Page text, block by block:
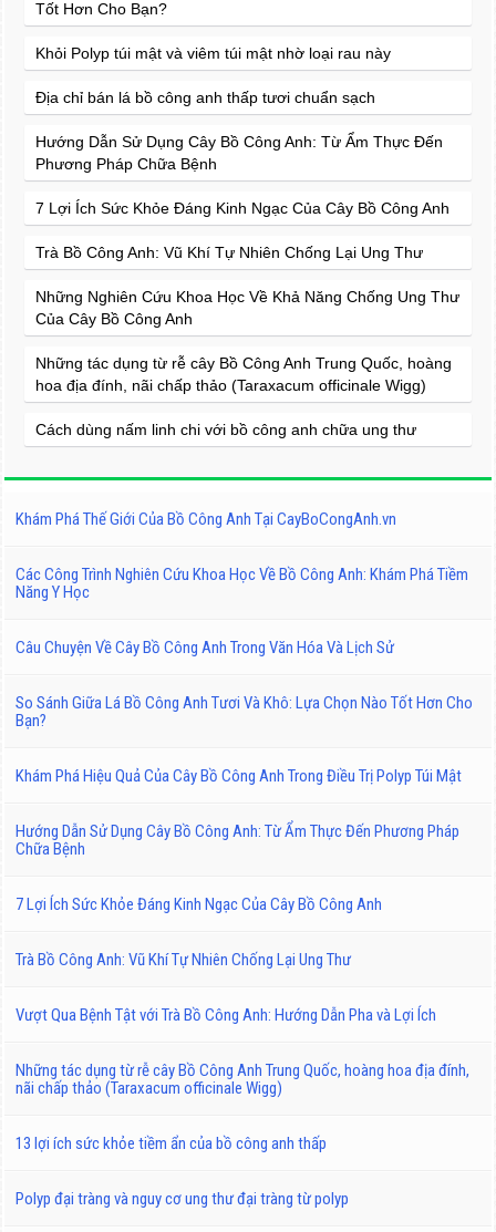
Tốt Hơn Cho Bạn?
Khỏi Polyp túi mật và viêm túi mật nhờ loại rau này
Địa chỉ bán lá bồ công anh thấp tươi chuẩn sạch
Hướng Dẫn Sử Dụng Cây Bồ Công Anh: Từ Ẩm Thực Đến
Phương Pháp Chữa Bệnh
7 Lợi Ích Sức Khỏe Đáng Kinh Ngạc Của Cây Bồ Công Anh
Trà Bồ Công Anh: Vũ Khí Tự Nhiên Chống Lại Ung Thư
Những Nghiên Cứu Khoa Học Về Khả Năng Chống Ung Thư
Của Cây Bồ Công Anh
Những tác dụng từ rễ cây Bồ Công Anh Trung Quốc, hoàng
hoa địa đính, nãi chấp thảo (Taraxacum officinale Wigg)
Cách dùng nấm linh chi với bồ công anh chữa ung thư
Khám Phá Thế Giới Của Bồ Công Anh Tại CayBoCongAnh.vn
Các Công Trình Nghiên Cứu Khoa Học Về Bồ Công Anh: Khám Phá Tiềm
Năng Y Học
Câu Chuyện Về Cây Bồ Công Anh Trong Văn Hóa Và Lịch Sử
So Sánh Giữa Lá Bồ Công Anh Tươi Và Khô: Lựa Chọn Nào Tốt Hơn Cho
Bạn?
Khám Phá Hiệu Quả Của Cây Bồ Công Anh Trong Điều Trị Polyp Túi Mật
Hướng Dẫn Sử Dụng Cây Bồ Công Anh: Từ Ẩm Thực Đến Phương Pháp
Chữa Bệnh
7 Lợi Ích Sức Khỏe Đáng Kinh Ngạc Của Cây Bồ Công Anh
Trà Bồ Công Anh: Vũ Khí Tự Nhiên Chống Lại Ung Thư
Vượt Qua Bệnh Tật với Trà Bồ Công Anh: Hướng Dẫn Pha và Lợi Ích
Những tác dụng từ rễ cây Bồ Công Anh Trung Quốc, hoàng hoa địa đính,
nãi chấp thảo (Taraxacum officinale Wigg)
13 lợi ích sức khỏe tiềm ẩn của bồ công anh thấp
Polyp đại tràng và nguy cơ ung thư đại tràng từ polyp